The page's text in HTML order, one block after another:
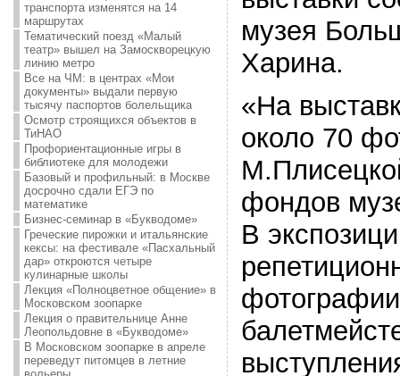
транспорта изменятся на 14
маршрутах
Тематический поезд «Малый
театр» вышел на Замоскворецкую
линию метро
Все на ЧМ: в центрах «Мои
документы» выдали первую
тысячу паспортов болельщика
Осмотр строящихся объектов в
ТиНАО
Профориентационные игры в
библиотеке для молодежи
Базовый и профильный: в Москве
досрочно сдали ЕГЭ по
математике
Бизнес-семинар в «Букводоме»
Греческие пирожки и итальянские
кексы: на фестивале «Пасхальный
дар» откроются четыре
кулинарные школы
Лекция «Полноцветное общение» в
Московском зоопарке
Лекция о правительнице Анне
Леопольдовне в «Букводоме»
В Московском зоопарке в апреле
переведут питомцев в летние
музея
Харина.
«На
около 70
фондов
В